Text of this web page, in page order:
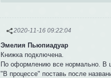
2020-11-16 09:22:04
Эмелия Пьюпиадуар
Книжка подключена.
По оформлению все нормально. В
"В процессе" поставь после